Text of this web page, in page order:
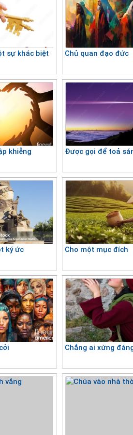
sự khác biệt Chủ quan đạo đức
khiễng Được gọi để toả
ký ức Cho một mục đích
Chẳng ai xứng